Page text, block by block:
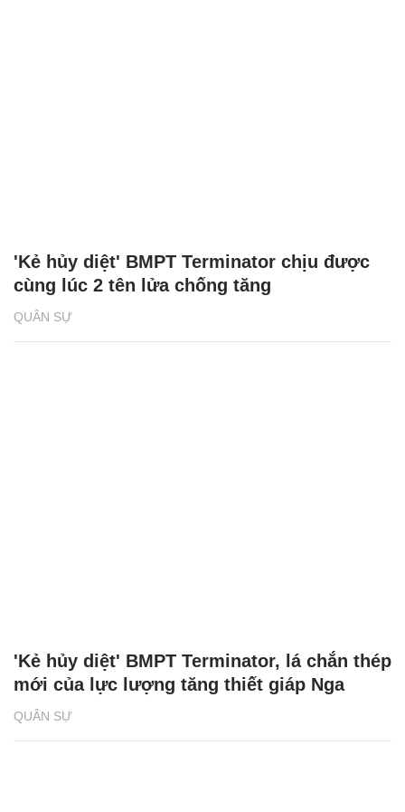
QUÂN SỰ
'Kẻ hủy diệt' BMPT Terminator chịu được
cùng lúc 2 tên lửa chống tăng
QUÂN SỰ
'Kẻ hủy diệt' BMPT Terminator, lá chắn thép
mới của lực lượng tăng thiết giáp Nga